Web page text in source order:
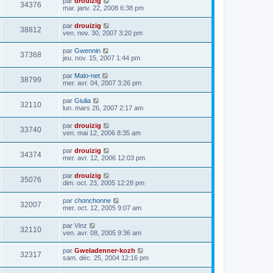
34376
mar. janv. 22, 2008 6:38 pm
38812 par drouizig
ven. nov. 30, 2007 3:20 pm
37368 par Gwennin
jeu. nov. 15, 2007 1:44 pm
38799 par Malo-net
mer. avr. 04, 2007 3:26 pm
32110 par Giulia
lun. mars 26, 2007 2:17 am
33740 par drouizig
ven. mai 12, 2006 8:35 am
34374 par drouizig
mer. avr. 12, 2006 12:03 pm
35076 par drouizig
dim. oct. 23, 2005 12:28 pm
32007 par chonchonne
mer. oct. 12, 2005 9:07 am
32110 par Vinz
ven. avr. 08, 2005 9:36 am
32317 par Gweladenner-kozh
sam. déc. 25, 2004 12:16 pm